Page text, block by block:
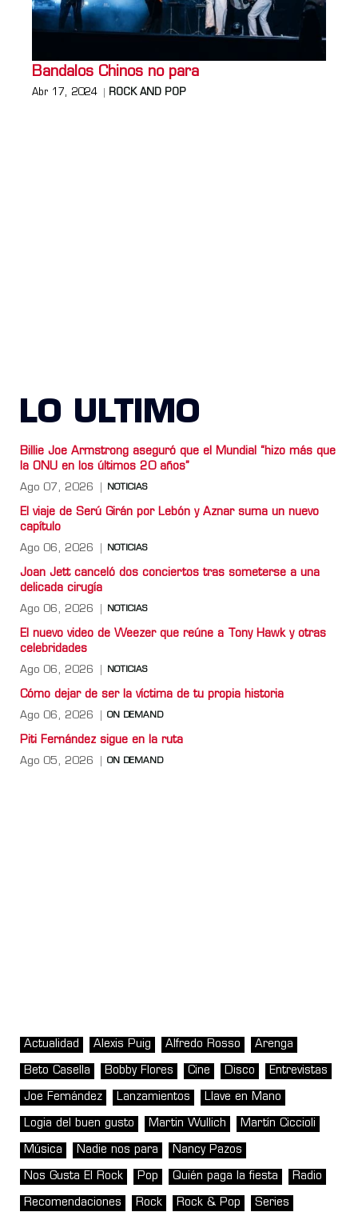
Bandalos Chinos no para
Abr 17, 2024 ROCK AND POP
LO ULTIMO
Billie Joe Armstrong aseguró que el Mundial “hizo más que
la ONU en los últimos 20 años”
Ago 07, 2026 NOTICIAS
El viaje de Serú Girán por Lebón y Aznar suma un nuevo
capítulo
Ago 06, 2026 NOTICIAS
Joan Jett canceló dos conciertos tras someterse a una
delicada cirugía
Ago 06, 2026 NOTICIAS
El nuevo video de Weezer que reúne a Tony Hawk y otras
celebridades
Ago 06, 2026 NOTICIAS
Cómo dejar de ser la víctima de tu propia historia
Ago 06, 2026 ON DEMAND
Piti Fernández sigue en la ruta
Ago 05, 2026 ON DEMAND
Actualidad Alexis Puig Alfredo Rosso Arenga
Beto Casella Bobby Flores Cine Disco Entrevistas
Joe Fernández Lanzamientos Llave en Mano
Logia del buen gusto Martin Wullich Martín Ciccioli
Música Nadie nos para Nancy Pazos
Nos Gusta El Rock Pop Quién paga la fiesta Radio
Recomendaciones Rock Rock & Pop Series